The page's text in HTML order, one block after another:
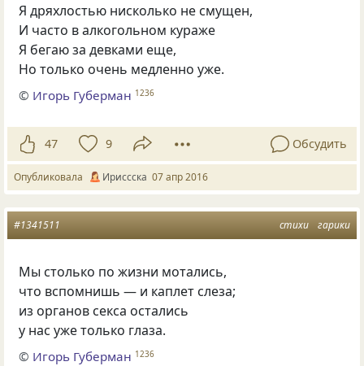
Я дряхлостью нисколько не смущен,
И часто в алкогольном кураже
Я бегаю за девками еще,
Но только очень медленно уже.
© Игорь Губерман 1236
47 9 Обсудить
Опубликовала Ириссска 07 апр 2016
стихи гарики
#1341511
Мы столько по жизни мотались,
что вспомнишь — и каплет слеза;
из органов секса остались
у нас уже только глаза.
© Игорь Губерман 1236